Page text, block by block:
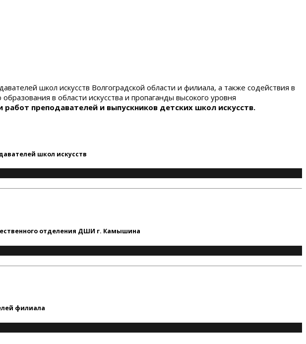
школ искусств Волгоградской области и филиала, а также содействия в
в области искусства и пропаганды высокого уровня
работ преподавателей и выпускников детских школ искусств.
школ искусств
отделения ДШИ г. Камышина
филиала